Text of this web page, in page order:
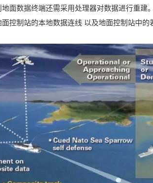
面数据终端还需采用处理器对数据进行重建
控制站的本地数据连线 以及地面控制站中的